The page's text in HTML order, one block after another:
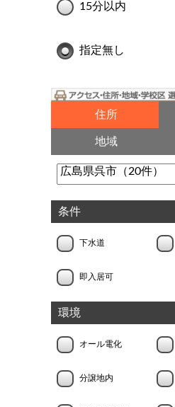
15分以内
指定無し
住所
地域
条件
下水道
即入居可
環境
オール電化
分譲地内